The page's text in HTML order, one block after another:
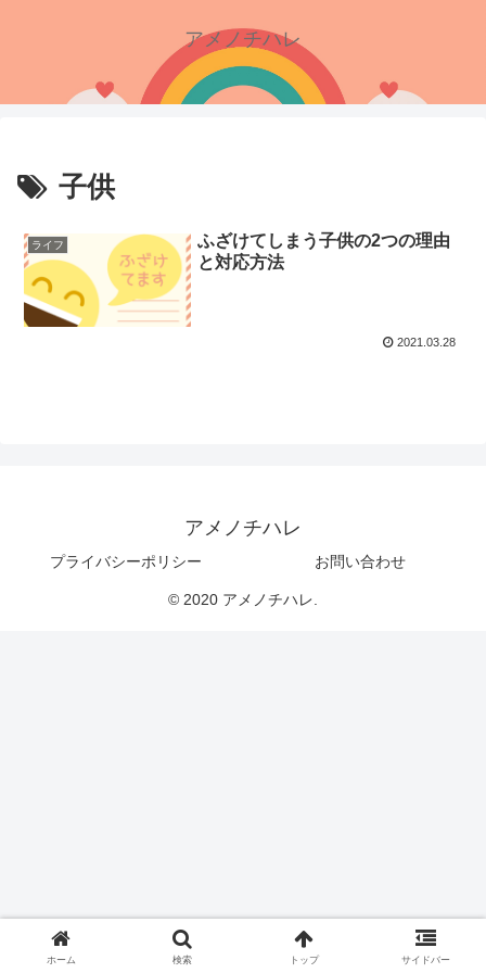
アメノチハレ
子供
ライフ
ふざけてしまう子供の2つの理由
と対応方法
2021.03.28
アメノチハレ
プライバシーポリシー お問い合わせ
© 2020 アメノチハレ.
ホーム 検索 トップ サイドバー